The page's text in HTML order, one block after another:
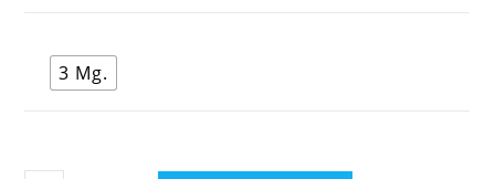
3 Mg.